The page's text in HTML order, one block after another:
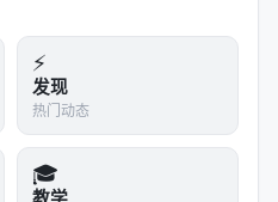
⚡
发现
热门动态
🎓